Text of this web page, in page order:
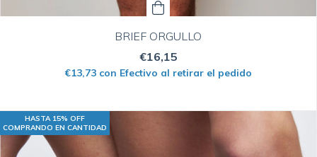
BRIEF ORGULLO
€16,15
€13,73 con Efectivo al retirar el pedido
HASTA 15% OFF
COMPRANDO EN CANTIDAD